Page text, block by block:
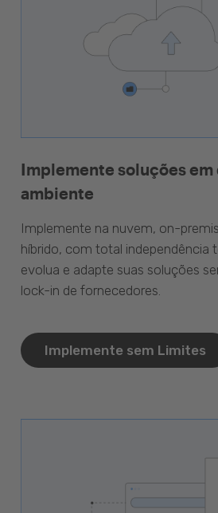
Implemente soluções
ambiente
Implemente na nuvem, on-
híbrido, com total independência
evolua e adapte suas soluções
lock-in de fornecedores.
Implemente sem Limites